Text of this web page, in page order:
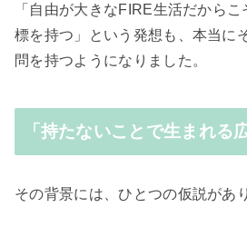
「自由が大きなFIRE生活だから
標を持つ」という発想も、本当に
問を持つようになりました。
「持たないことで生まれる
その背景には、ひとつの仮説があ